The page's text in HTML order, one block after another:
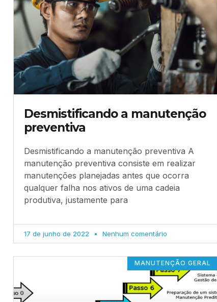
Desmistificando a manutenção
preventiva
Desmistificando a manutenção preventiva A
manutenção preventiva consiste em realizar
manutenções planejadas antes que ocorra
qualquer falha nos ativos de uma cadeia
produtiva, justamente para
17 de junho de 2022 Nenhum comentário
MANUTENÇÃO GERAL